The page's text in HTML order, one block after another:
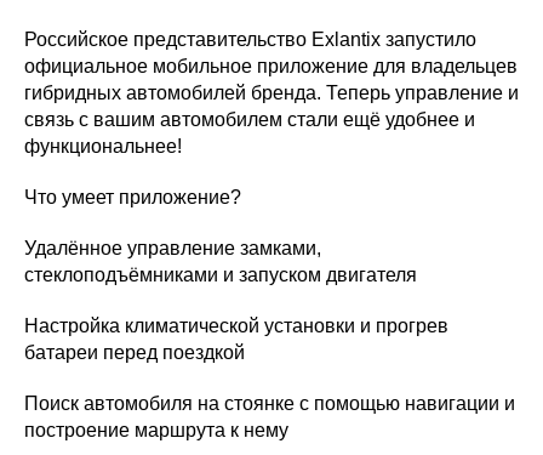
Российское представительство Exlantix запустило
официальное мобильное приложение для владельцев
гибридных автомобилей бренда. Теперь управление и
связь с вашим автомобилем стали ещё удобнее и
функциональнее!
Что умеет приложение?
Удалённое управление замками,
стеклоподъёмниками и запуском двигателя
Настройка климатической установки и прогрев
батареи перед поездкой
Поиск автомобиля на стоянке с помощью навигации и
построение маршрута к нему